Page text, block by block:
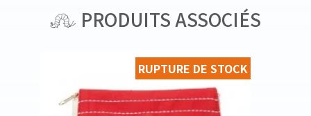
PRODUITS ASSOCIÉS
RUPTURE DE STOCK